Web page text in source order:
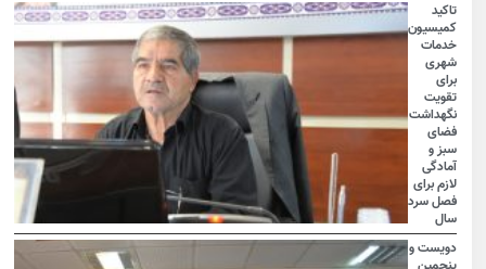
تاکید
کمیسیون
خدمات
شهری
برای
تقویت
نگهداشت
فضای
سبز و
آمادگی
لازم برای
فصل سرد
سال
دویست و